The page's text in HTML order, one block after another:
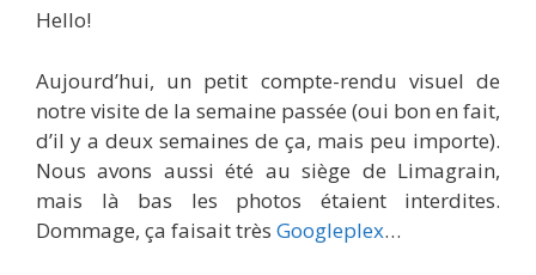
Hello!
Aujourd’hui, un petit compte-rendu visuel de
notre visite de la semaine passée (oui bon en fait,
d’il y a deux semaines de ça, mais peu importe).
Nous avons aussi été au siège de Limagrain,
mais là bas les photos étaient interdites.
Dommage, ça faisait très Googleplex…